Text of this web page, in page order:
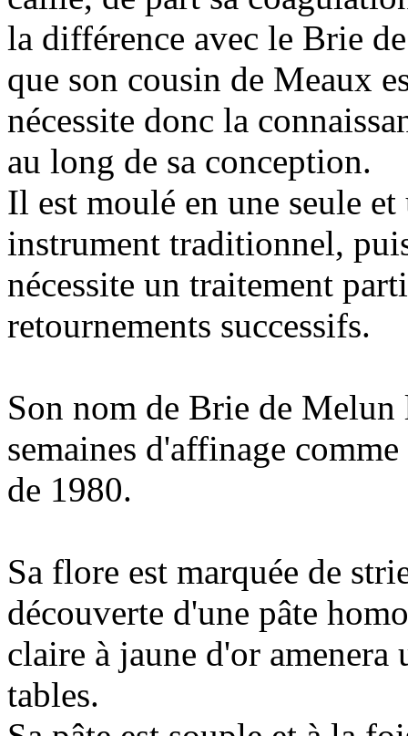
la différence avec le Brie
que son cousin de Meaux
nécessite donc la
au long de sa conception.
Il est moulé en une seule
instrument traditionnel,
nécessite un traitement
retournements successifs.
Son nom de Brie de Melun
semaines d'affinage
de 1980.
Sa flore est marquée de
découverte d'une pâte
claire à jaune d'or amenera
tables.